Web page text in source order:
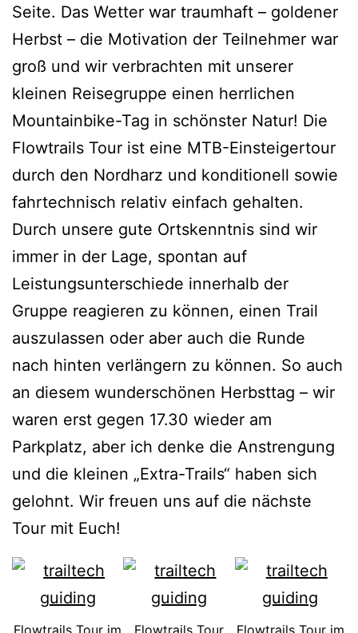
Seite. Das Wetter war traumhaft – goldener
Herbst – die Motivation der Teilnehmer war
groß und wir verbrachten mit unserer
kleinen Reisegruppe einen herrlichen
Mountainbike-Tag in schönster Natur! Die
Flowtrails Tour ist eine MTB-Einsteigertour
durch den Nordharz und konditionell sowie
fahrtechnisch relativ einfach gehalten.
Durch unsere gute Ortskenntnis sind wir
immer in der Lage, spontan auf
Leistungsunterschiede innerhalb der
Gruppe reagieren zu können, einen Trail
auszulassen oder aber auch die Runde
nach hinten verlängern zu können. So auch
an diesem wunderschönen Herbsttag – wir
waren erst gegen 17.30 wieder am
Parkplatz, aber ich denke die Anstrengung
und die kleinen „Extra-Trails“ haben sich
gelohnt. Wir freuen uns auf die nächste
Tour mit Euch!